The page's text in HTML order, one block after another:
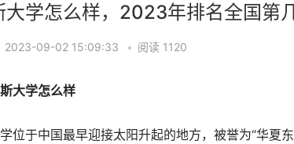
大学怎么样，2023年排名全国第
2023-09-02 15:09:33 • 阅读 1120
大学怎么样
位于中国最早迎接太阳升起的地方，被誉为“华夏